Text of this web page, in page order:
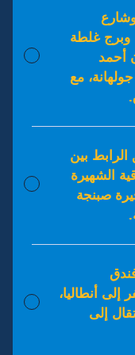
وبرج غلطة
أحمد
مع
الرابط بين
الشهيرة
صبنجة
إلى أنطاليا،
إلى